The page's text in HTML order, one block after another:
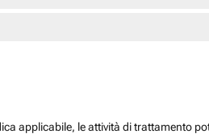
applicabile, le attività di trattamento